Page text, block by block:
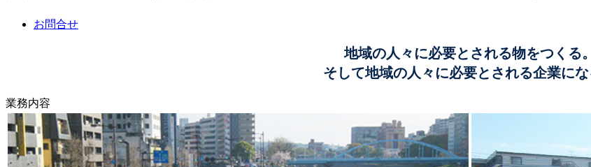
お問合せ
地域の人々に必要とされる物をつくる。
そして地域の人々に必要とされる企業にな
業務内容